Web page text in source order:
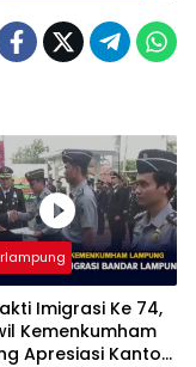
Imigrasi Ke 74,
Kemenkumham
Apresiasi Kantor